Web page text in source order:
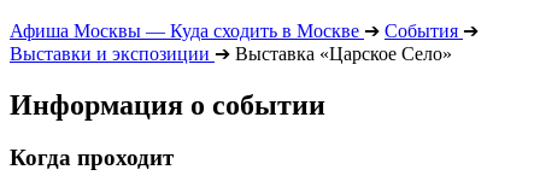
Афиша Москвы — Куда сходить в Москве ➔ События ➔
Выставки и экспозиции ➔ Выставка «Царское Село»
Информация о событии
Когда проходит